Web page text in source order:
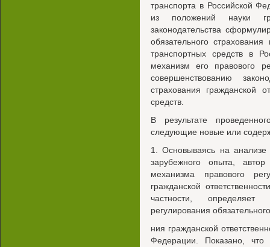
транспорта в Российской
из положений науки
законодательства
обязательного страхования
транспортных средств в
механизм его правового
совершенствованию
страхования гражданской
средств.
В результате
следующие новые или
1. Основываясь на анализе
зарубежного опыта,
механизма правового
гражданской
частности, определяет
регулирования
ния гражданской
Федерации. Показано, что